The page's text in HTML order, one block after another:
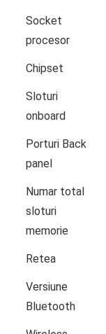
Socket
procesor
Chipset
Sloturi
onboard
Porturi Back
panel
Numar total
sloturi
memorie
Retea
Versiune
Bluetooth